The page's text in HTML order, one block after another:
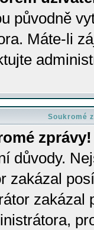
původně
Máte-li
Soukromé
zprávy!
důvody.
zakázal
zakázal